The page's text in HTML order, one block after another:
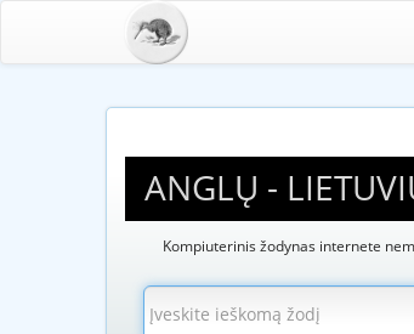
ANGLŲ -
Kompiuterinis žodynas internete